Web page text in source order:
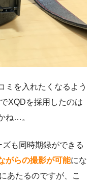
ミを入れたくなるよう
XQDを採用したのは
ね…。
も同時期録ができる
がらの撮影が可能にな
あたるのですが、こ